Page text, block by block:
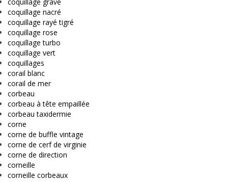
coquillage nacré
coquillage rayé tigré
coquillage rose
coquillage turbo
coquillage vert
coquillages
corail blanc
corail de mer
corbeau
corbeau à tête empaillée
corbeau taxidermie
corne
corne de buffle vintage
corne de cerf de virginie
corne de direction
corneille
corneille corbeaux